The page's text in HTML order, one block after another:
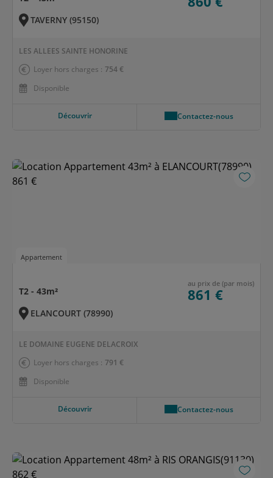
TAVERNY (95150)
LES ALLEES SAINTE HONORINE
Loyer hors charges : 754 €
Disponible
Découvrir Contactez-nous
Appartement
T2 - 43m²
au prix de (par mois)
861 €
ELANCOURT (78990)
LE DOMAINE EUGENE DELACROIX
Loyer hors charges : 791 €
Disponible
Découvrir Contactez-nous